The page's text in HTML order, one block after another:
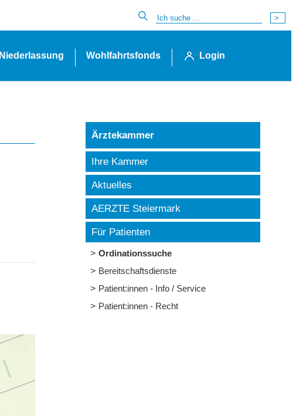
Niederlassung Wohlfahrtsfonds Login
Ärztekammer
Ihre Kammer
Aktuelles
AERZTE Steiermark
Für Patienten
Ordinationssuche
Bereitschaftsdienste
Patient:innen - Info / Service
Patient:innen - Recht